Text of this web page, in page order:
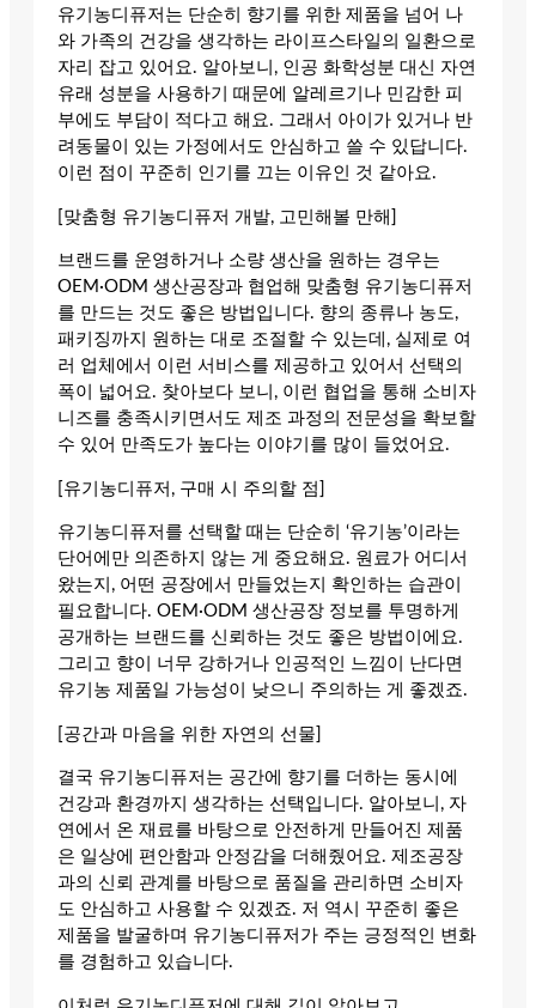
유기농디퓨저는 단순히 향기를 위한 제품을 넘어 나
와 가족의 건강을 생각하는 라이프스타일의 일환으로
자리 잡고 있어요. 알아보니, 인공 화학성분 대신 자연
유래 성분을 사용하기 때문에 알레르기나 민감한 피
부에도 부담이 적다고 해요. 그래서 아이가 있거나 반
려동물이 있는 가정에서도 안심하고 쓸 수 있답니다.
이런 점이 꾸준히 인기를 끄는 이유인 것 같아요.
[맞춤형 유기농디퓨저 개발, 고민해볼 만해]
브랜드를 운영하거나 소량 생산을 원하는 경우는
OEM·ODM 생산공장과 협업해 맞춤형 유기농디퓨저
를 만드는 것도 좋은 방법입니다. 향의 종류나 농도,
패키징까지 원하는 대로 조절할 수 있는데, 실제로 여
러 업체에서 이런 서비스를 제공하고 있어서 선택의
폭이 넓어요. 찾아보다 보니, 이런 협업을 통해 소비자
니즈를 충족시키면서도 제조 과정의 전문성을 확보할
수 있어 만족도가 높다는 이야기를 많이 들었어요.
[유기농디퓨저, 구매 시 주의할 점]
유기농디퓨저를 선택할 때는 단순히 ‘유기농’이라는
단어에만 의존하지 않는 게 중요해요. 원료가 어디서
왔는지, 어떤 공장에서 만들었는지 확인하는 습관이
필요합니다. OEM·ODM 생산공장 정보를 투명하게
공개하는 브랜드를 신뢰하는 것도 좋은 방법이에요.
그리고 향이 너무 강하거나 인공적인 느낌이 난다면
유기농 제품일 가능성이 낮으니 주의하는 게 좋겠죠.
[공간과 마음을 위한 자연의 선물]
결국 유기농디퓨저는 공간에 향기를 더하는 동시에
건강과 환경까지 생각하는 선택입니다. 알아보니, 자
연에서 온 재료를 바탕으로 안전하게 만들어진 제품
은 일상에 편안함과 안정감을 더해줬어요. 제조공장
과의 신뢰 관계를 바탕으로 품질을 관리하면 소비자
도 안심하고 사용할 수 있겠죠. 저 역시 꾸준히 좋은
제품을 발굴하며 유기농디퓨저가 주는 긍정적인 변화
를 경험하고 있습니다.